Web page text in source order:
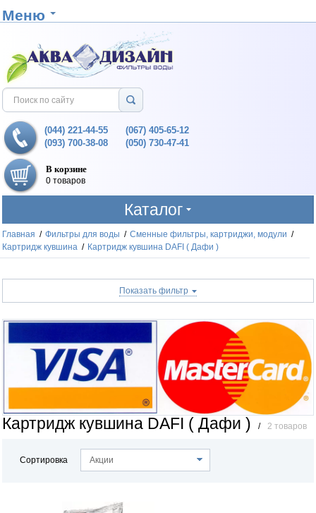
Меню
(044) 221-44-55
(093) 700-38-08
(067) 405-65-12
(050) 730-47-41
В корзине
0 товаров
Каталог
Главная / Фильтры для воды / Cменные фильтры, картриджи, модули /
Картридж кувшина / Картридж кувшина DAFI ( Дафи )
Показать фильтр
Картридж кувшина DAFI ( Дафи ) / 2 товаров
Сортировка Акции